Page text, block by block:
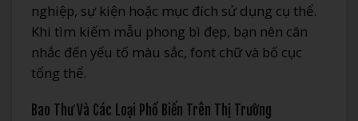
nghiệp, sự kiện hoặc mục đích sử dụng cụ thể.
Khi tìm kiếm mẫu phong bì đẹp, bạn nên cân
nhắc đến yếu tố màu sắc, font chữ và bố cục
tổng thể.
Bao Thư Và Các Loại Phổ Biến Trên Thị Trường